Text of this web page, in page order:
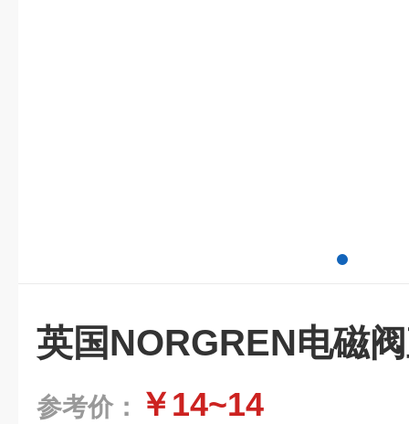
英国NORGREN电磁
参考价： ￥14~14